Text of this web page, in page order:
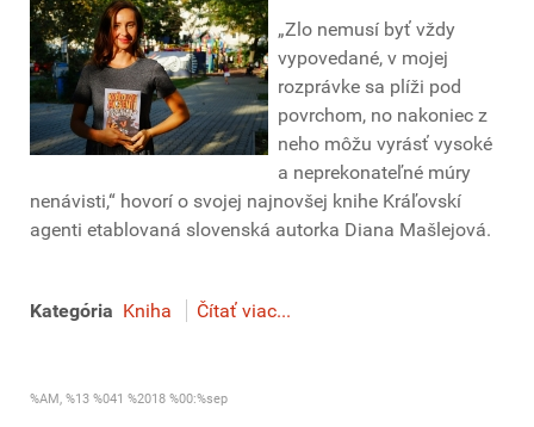
„Zlo nemusí byť vždy
vypovedané, v mojej
rozprávke sa plíži pod
povrchom, no nakoniec z
neho môžu vyrásť vysoké
a neprekonateľné múry
nenávisti,“ hovorí o svojej najnovšej knihe Kráľovskí
agenti etablovaná slovenská autorka Diana Mašlejová.
Kategória Kniha Čítať viac...
%AM, %13 %041 %2018 %00:%sep